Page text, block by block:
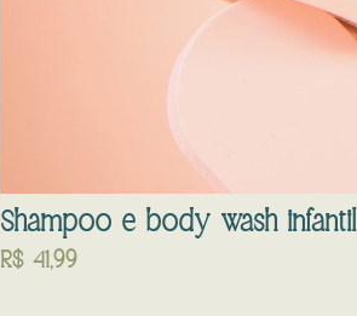
Shampoo e body wash infantil
R$ 41,99